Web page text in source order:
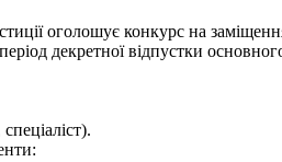
оголошує конкурс на заміщення
декретної відпустки